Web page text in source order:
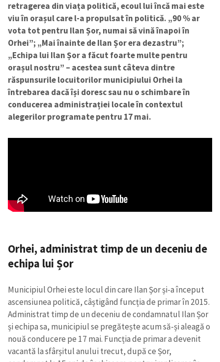
retragerea din viața politică, ecoul lui încă mai este
viu în orașul care l-a propulsat în politică. „90 % ar
vota tot pentru Ilan Șor, numai să vină înapoi în
Orhei”; „Mai înainte de Ilan Șor era dezastru”;
„Echipa lui Ilan Șor a făcut foarte multe pentru
orașul nostru” – acestea sunt câteva dintre
răspunsurile locuitorilor municipiului Orhei la
întrebarea dacă își doresc sau nu o schimbare în
conducerea administrației locale în contextul
alegerilor programate pentru 17 mai.
Orhei, administrat timp de un deceniu de
echipa lui Șor
Municipiul Orhei este locul din care Ilan Șor și-a început
ascensiunea politică, câștigând funcția de primar în 2015.
Administrat timp de un deceniu de condamnatul Ilan Șor
și echipa sa, municipiul se pregătește acum să-și aleagă o
nouă conducere pe 17 mai. Funcția de primar a devenit
vacantă la sfârșitul anului trecut, după ce Șor,